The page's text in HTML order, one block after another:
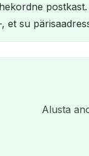
et su
Alusta